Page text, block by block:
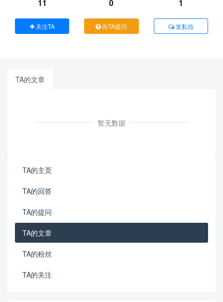
11 0 1
关注TA 向TA提问 发私信
TA的文章
暂无数据
TA的主页
TA的回答
TA的提问
TA的文章
TA的粉丝
TA的关注